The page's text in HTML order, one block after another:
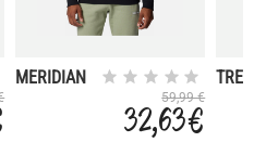
MERIDIAN
59,99 €
32,63 €
TREK